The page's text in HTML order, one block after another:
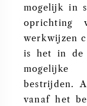
mogelijk in
oprichting
werkwijzen
is het in de
bestrijden.
vanaf het